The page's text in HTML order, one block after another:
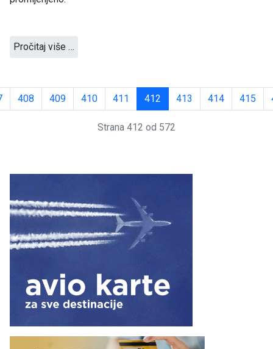
Pročitaj više …
408 409 410 411 412 413 414 415
Strana 412 od 572